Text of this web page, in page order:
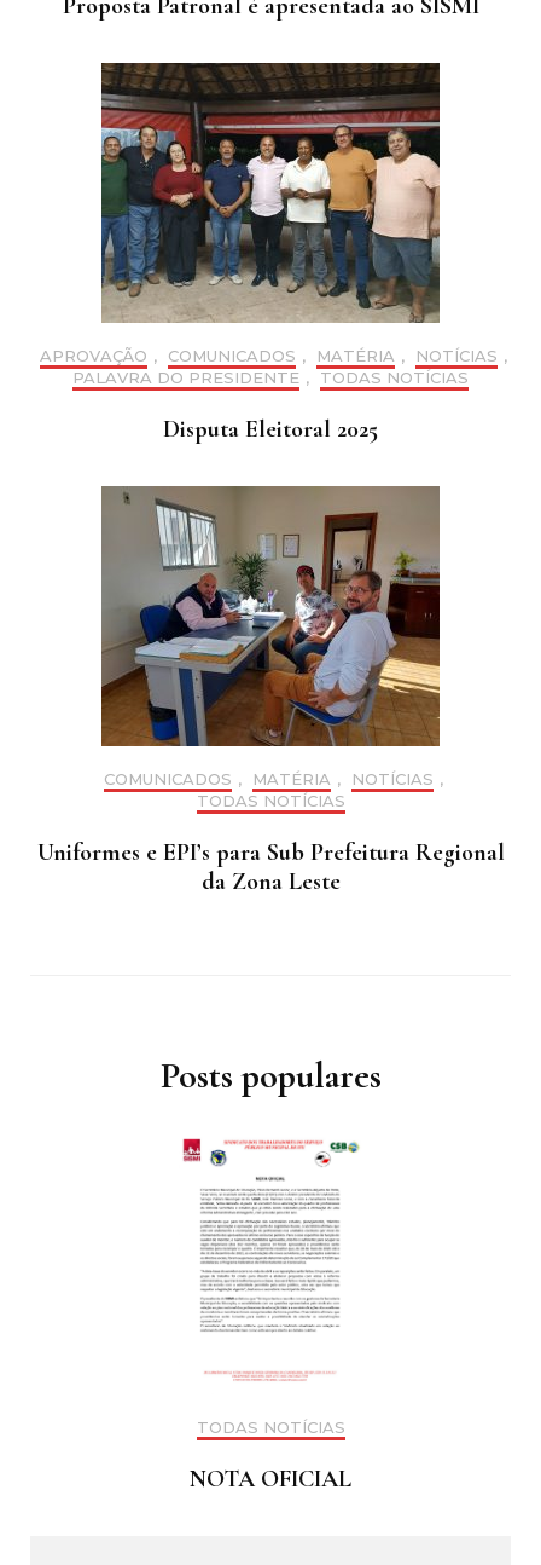
Proposta Patronal é apresentada ao SISMI
APROVAÇÃO , COMUNICADOS , MATÉRIA , NOTÍCIAS ,
PALAVRA DO PRESIDENTE , TODAS NOTÍCIAS
Disputa Eleitoral 2025
COMUNICADOS , MATÉRIA , NOTÍCIAS ,
TODAS NOTÍCIAS
Uniformes e EPI’s para Sub Prefeitura Regional
da Zona Leste
Posts populares
TODAS NOTÍCIAS
NOTA OFICIAL